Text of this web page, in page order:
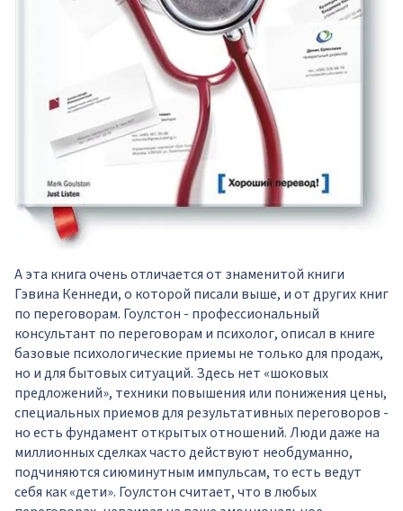
А эта книга очень отличается от знаменитой книги
Гэвина Кеннеди, о которой писали выше, и от других книг
по переговорам. Гоулстон - профессиональный
консультант по переговорам и психолог, описал в книге
базовые психологические приемы не только для продаж,
но и для бытовых ситуаций. Здесь нет «шоковых
предложений», техники повышения или понижения цены,
специальных приемов для результативных переговоров -
но есть фундамент открытых отношений. Люди даже на
миллионных сделках часто действуют необдуманно,
подчиняются сиюминутным импульсам, то есть ведут
себя как «дети». Гоулстон считает, что в любых